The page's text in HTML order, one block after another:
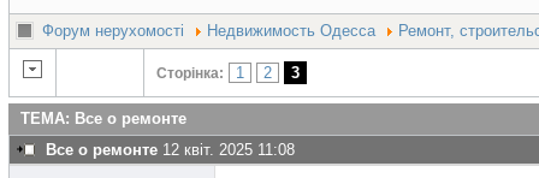
Форум нерухомості Недвижимость Одесса Ремонт,
Сторінка: 1 2 3
ТЕМА: Все о ремонте
Все о ремонте 12 квіт. 2025 11:08